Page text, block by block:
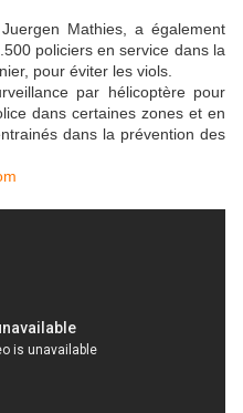
Mathies, a également
policiers en service dans la
pour éviter les viols.
par hélicoptère pour
dans certaines zones et en
dans la prévention des